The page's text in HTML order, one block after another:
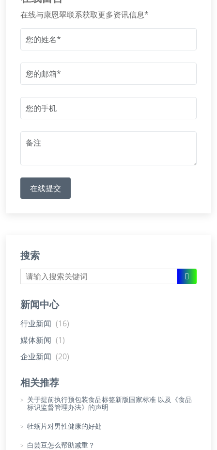
在线与康恩翠联系获取更多资讯信息*
在线提交
搜索
新闻中心
行业新闻 (16)
媒体新闻 (1)
企业新闻 (20)
相关推荐
> 关于提前执行预包装食品标签新版国家标准 以及《食品
标识监督管理办法》的声明
> 牡蛎片对男性健康的好处
> 白芸豆怎么帮助减重？